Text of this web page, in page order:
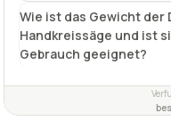
Wie ist das Gewicht der
Handkreissäge und ist
Gebrauch geeignet?